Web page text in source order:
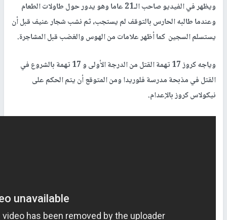
ويظهر في الفيديو صاحب الـ21 عاما وهو يدور حول طاولات الطعام
وعندما طالبه الحارس بالتوقف لم يستجب، ثم نشب شجار عنيف قبل أن
يستسلم السجين كما أظهر علامات من الهوس والغضب قبل المشاجرة.
وياجه كروز 17 تهمة القتل من الدرجة الأولى و 17 تهمة بالشروع في
القتل في مذبحة مدرسة فلوريدا ومن المتوقع أن يتم الحكم على
نيكولاس كروز بالإعدام.